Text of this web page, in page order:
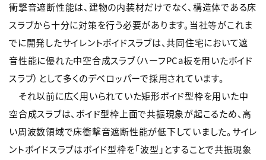
衝撃音遮断性能は、建物の内装材だけでなく、構造体である床
スラブから十分に対策を行う必要があります。当社等がこれま
でに開発したサイレントボイドスラブは、共同住宅において遮
音性能に優れた中空合成スラブ（ハーフPCa板を用いたボイド
スラブ）として多くのデベロッパーで採用されています。
それ以前に広く用いられていた矩形ボイド型枠を用いた中
空合成スラブは、ボイド型枠上面で共振現象が起こるため、高
い周波数領域で床衝撃音遮断性能が低下していました。サイレ
ントボイドスラブはボイド型枠を「波型」とすることで共振現象